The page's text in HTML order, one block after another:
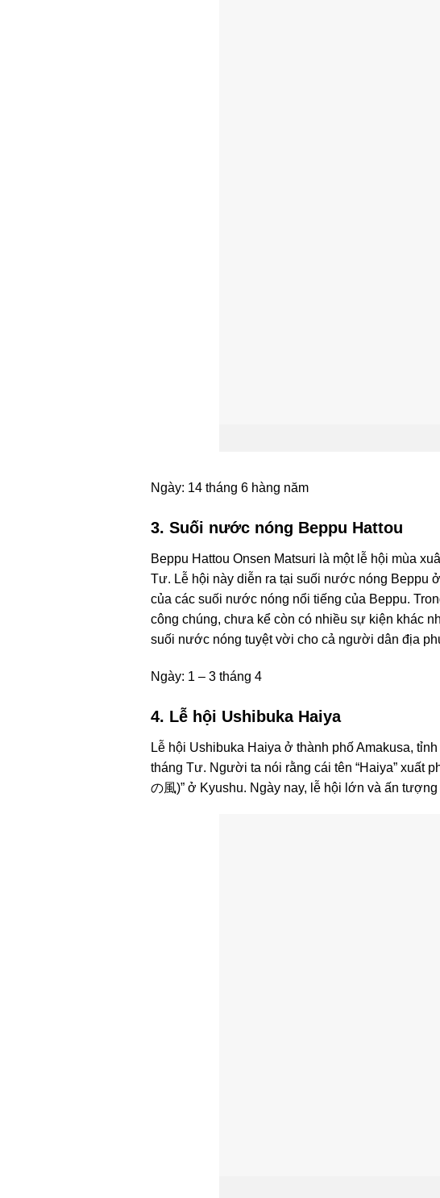
Ngày: 14 tháng 6 hàng năm
3. Suối nước nóng Beppu Hattou
Beppu Hattou Onsen Matsuri là một lễ hội mùa
Tư. Lễ hội này diễn ra tại suối nước nóng Beppu
của các suối nước nóng nổi tiếng của Beppu.
công chúng, chưa kể còn có nhiều sự kiện khác
suối nước nóng tuyệt vời cho cả người dân địa
Ngày: 1 – 3 tháng 4
4. Lễ hội Ushibuka Haiya
Lễ hội Ushibuka Haiya ở thành phố Amakusa,
tháng Tư. Người ta nói rằng cái tên “Haiya” xuất
の風)” ở Kyushu. Ngày nay, lễ hội lớn và ấn